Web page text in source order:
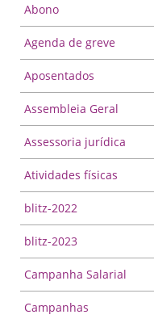
Abono
Agenda de greve
Aposentados
Assembleia Geral
Assessoria jurídica
Atividades físicas
blitz-2022
blitz-2023
Campanha Salarial
Campanhas